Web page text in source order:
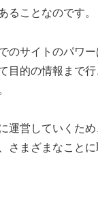
ることなのです。
のサイトのパワ
目的の情報まで
運営していくた
さまざまなこと